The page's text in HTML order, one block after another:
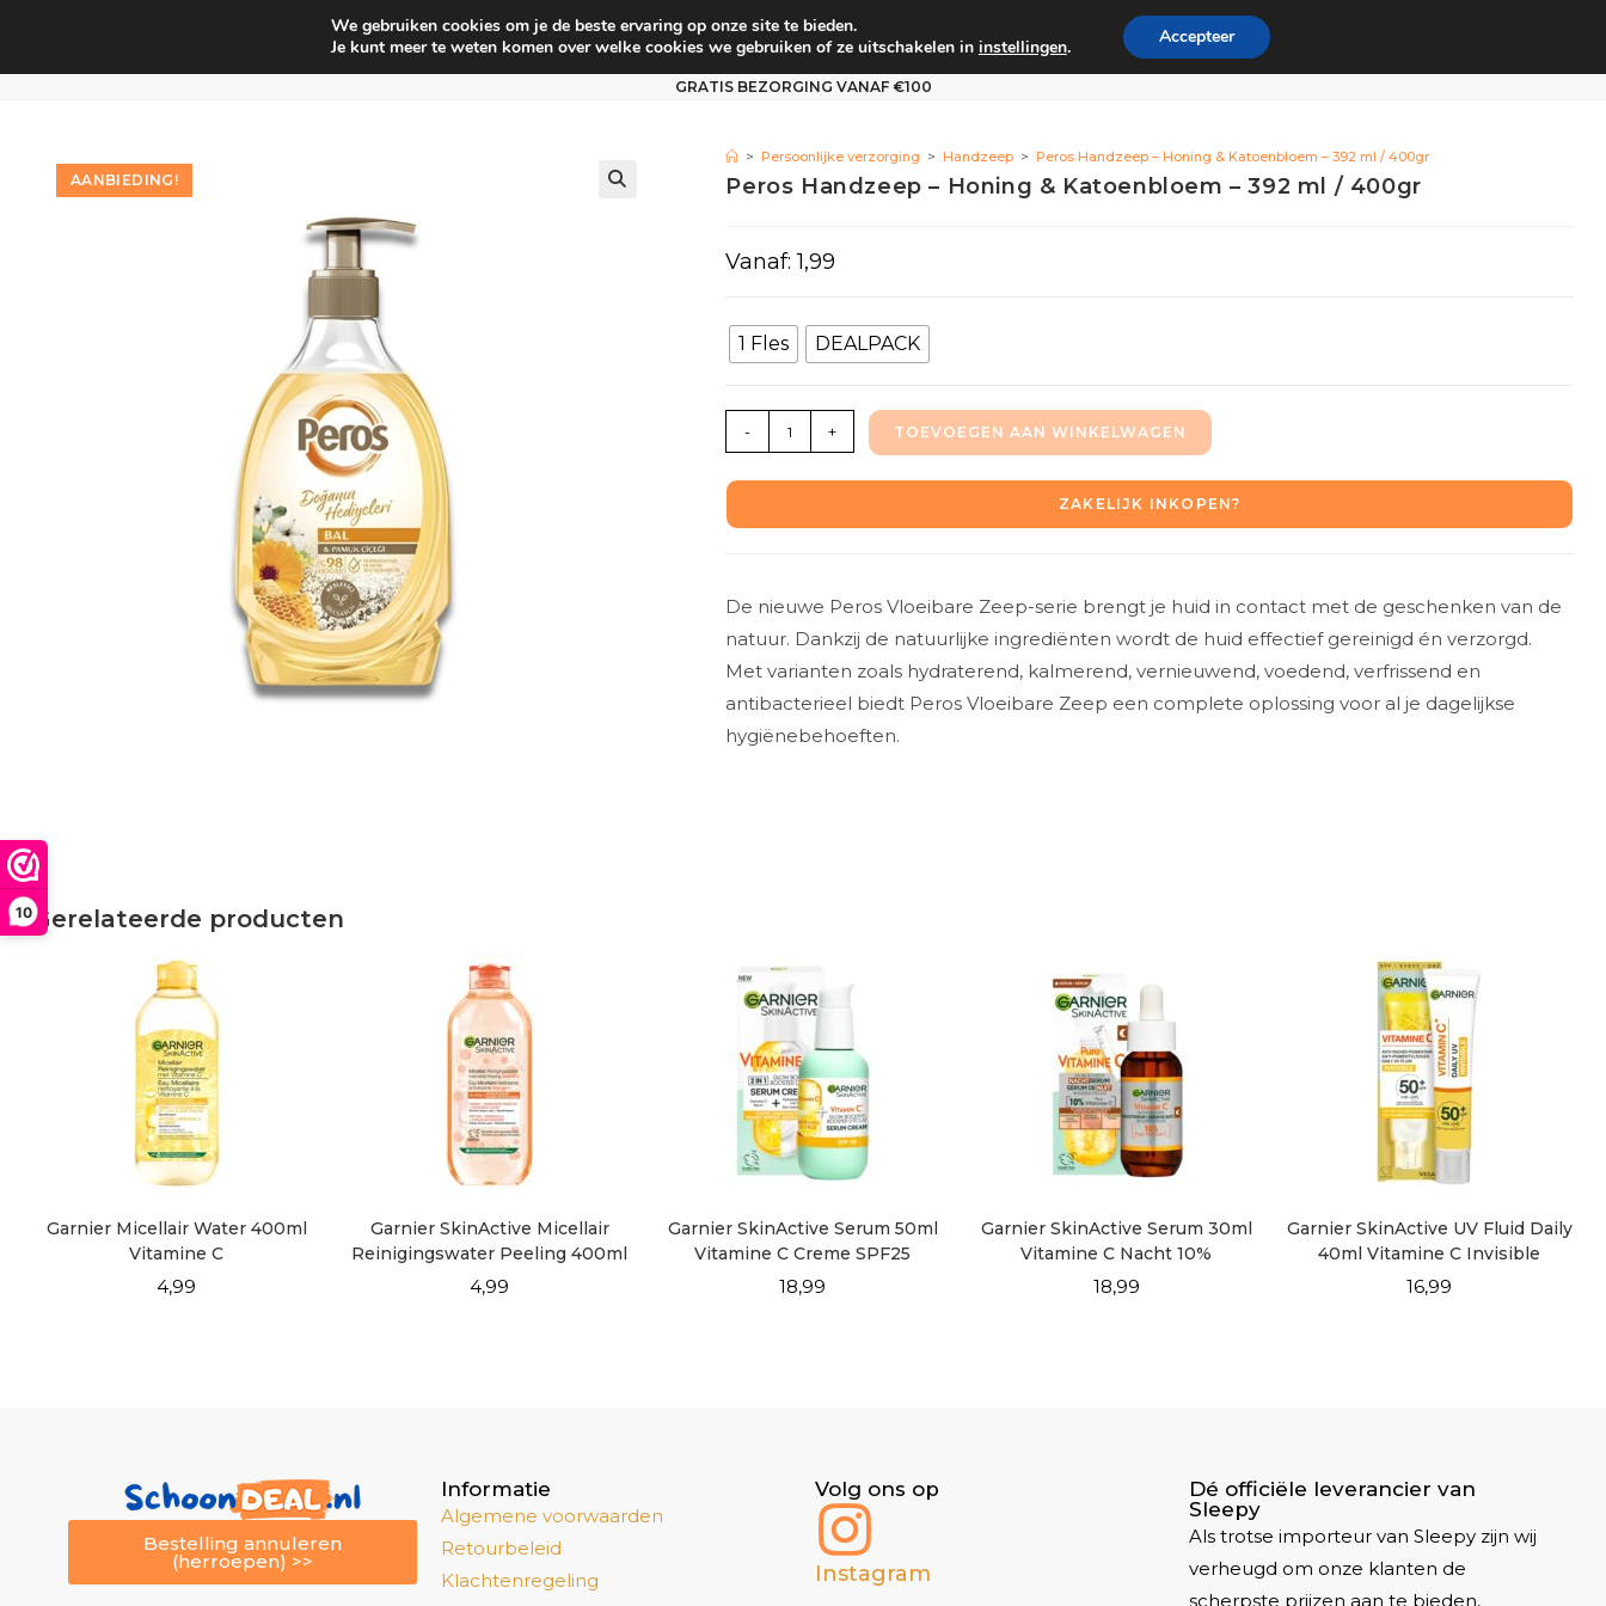
10
Huishouden Interieur parfum Babyverzorging Persoonlijke verzorging Voordeel Zakelijk
GRATIS BEZORGING VANAF €100
AANBIEDING!
> Persoonlijke verzorging > Handzeep > Peros Handzeep – Honing & Katoenbloem – 392 ml / 400gr
Peros Handzeep – Honing & Katoenbloem – 392 ml / 400gr
Vanaf:1,99
1 Fles DEALPACK
- + TOEVOEGEN AAN WINKELWAGEN
ZAKELIJK INKOPEN?
De nieuwe Peros Vloeibare Zeep-serie brengt je huid in contact met de geschenken van de
natuur. Dankzij de natuurlijke ingrediënten wordt de huid effectief gereinigd én verzorgd.
Met varianten zoals hydraterend, kalmerend, vernieuwend, voedend, verfrissend en
antibacterieel biedt Peros Vloeibare Zeep een complete oplossing voor al je dagelijkse
hygiënebehoeften.
Gerelateerde producten
Garnier Micellair Water 400ml
Vitamine C
4,99
Garnier SkinActive Micellair
Reinigingswater Peeling 400ml
4,99
Garnier SkinActive Serum 50ml
Vitamine C Creme SPF25
18,99
Garnier SkinActive Serum 30ml
Vitamine C Nacht 10%
18,99
Garnier SkinActive UV Fluid Daily
40ml Vitamine C Invisible
16,99
Bestelling annuleren
(herroepen) >>
Informatie
Algemene voorwaarden
Retourbeleid
Klachtenregeling
Volg ons op
Instagram
Dé officiële leverancier van
Sleepy
Als trotse importeur van Sleepy zijn wij
verheugd om onze klanten de
scherpste prijzen aan te bieden,
We gebruiken cookies om je de beste ervaring op onze site te bieden.
Je kunt meer te weten komen over welke cookies we gebruiken of ze uitschakelen in instellingen. Accepteer